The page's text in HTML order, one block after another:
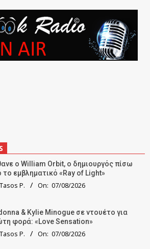
ο William Orbit, ο δημιουργός πίσω
το εμβληματικό «Ray of Light»
Tasos P. On: 07/08/2026
& Kylie Minogue σε ντουέτο για
φορά: «Love Sensation»
Tasos P. On: 07/08/2026